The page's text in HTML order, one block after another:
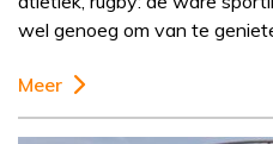
wel genoeg om van te
Meer